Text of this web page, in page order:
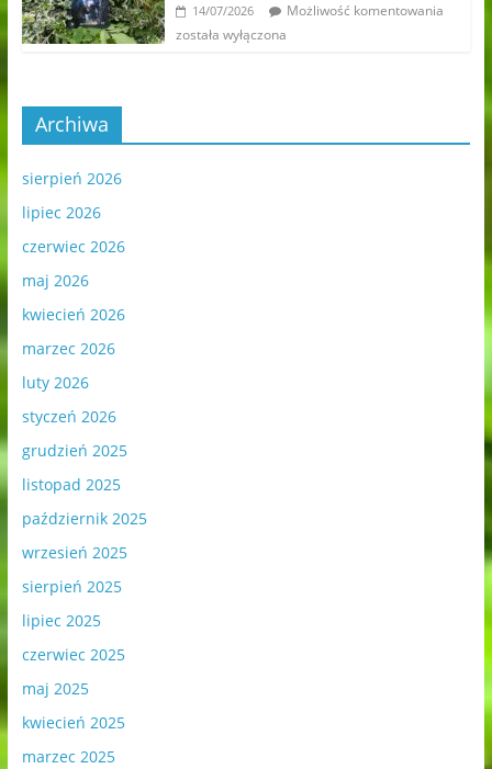
14/07/2026
Możliwość komentowania
została wyłączona
Archiwa
sierpień 2026
lipiec 2026
czerwiec 2026
maj 2026
kwiecień 2026
marzec 2026
luty 2026
styczeń 2026
grudzień 2025
listopad 2025
październik 2025
wrzesień 2025
sierpień 2025
lipiec 2025
czerwiec 2025
maj 2025
kwiecień 2025
marzec 2025